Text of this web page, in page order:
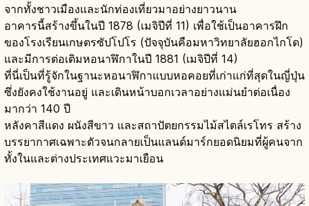
จากทั้งชาวเมืองและนักท่องเที่ยวมาอย่างยาวนาน
อาคารนี้สร้างขึ้นในปี 1878 (เมจิปีที่ 11) เพื่อใช้เป็นอาคารฝึก
ของโรงเรียนเกษตรซัปโปโร (ปัจจุบันคือมหาวิทยาลัยฮอกไกโด)
และมีการต่อเติมหอนาฬิกาในปี 1881 (เมจิปีที่ 14)
ที่นี่เป็นที่รู้จักในฐานะหอนาฬิกาแบบหอคอยที่เก่าแก่ที่สุดในญี่ปุ่น
ซึ่งยังคงใช้งานอยู่ และเดินหน้าบอกเวลาอย่างแม่นยำต่อเนื่อง
มากว่า 140 ปี
หลังคาสีแดง ผนังสีขาว และสถาปัตยกรรมไม้สไตล์เรโทร สร้าง
บรรยากาศเฉพาะตัวจนกลายเป็นแลนด์มาร์กยอดนิยมที่ผู้คนจาก
ทั้งในและต่างประเทศแวะมาเยือน